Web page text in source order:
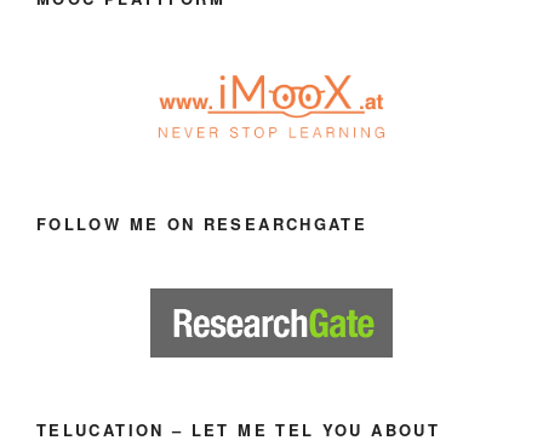
FOLLOW ME ON RESEARCHGATE
TELUCATION – LET ME TEL YOU ABOUT